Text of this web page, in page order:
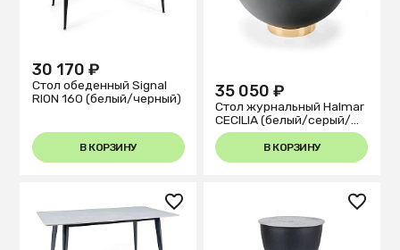
30 170 ₽
Стол обеденный Signal
RION 160 (белый/черный)
В КОРЗИНУ
35 050 ₽
Стол журнальный Halmar
CECILIA (белый/серый/
золотой)
В КОРЗИНУ